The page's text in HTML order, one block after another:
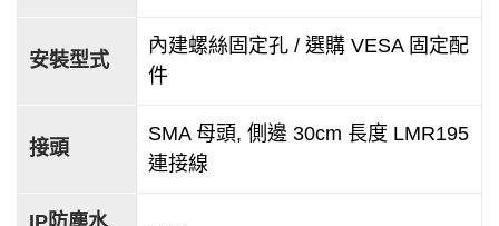
安裝型式
內建螺絲固定孔 / 選購 VESA 固定配
件
接頭
SMA 母頭, 側邊 30cm 長度 LMR195
連接線
IP防塵水